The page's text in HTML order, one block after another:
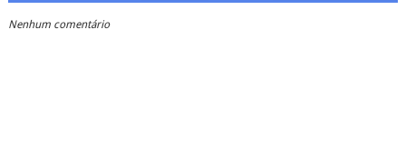
Nenhum comentário